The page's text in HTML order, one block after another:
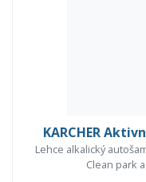
KARCHER
Lehce alkalický
Clean park